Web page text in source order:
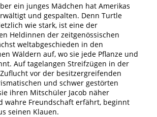
ein junges Mädchen hat Amerikas
und gespalten. Denn Turtle
wie stark, ist eine der
Heldinnen der zeitgenössischen
weltabgeschieden in den
Wäldern auf, wo sie jede Pflanze und
Auf tagelangen Streifzügen in der
vor der besitzergreifenden
und schwer gestörten
ihren Mitschüler Jacob näher
wahre Freundschaft erfährt, beginnt
seinen Klauen.